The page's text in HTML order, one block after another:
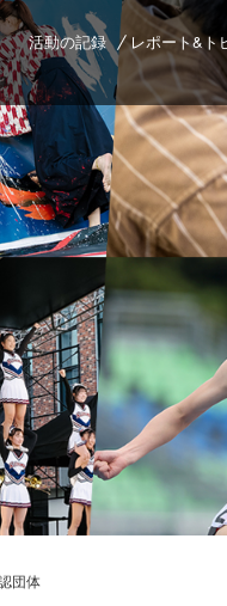
活動の記録 レポート&ト
団体